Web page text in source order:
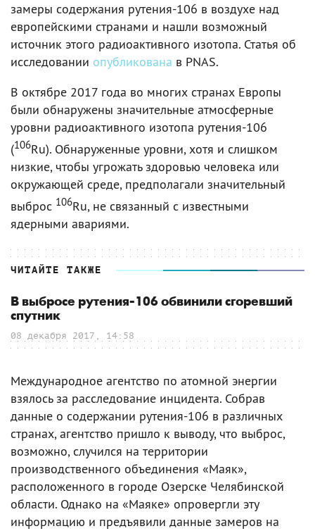
замеры содержания рутения-106 в воздухе над
европейскими странами и нашли возможный
источник этого радиоактивного изотопа. Статья об
исследовании опубликована в PNAS.
В октябре 2017 года во многих странах Европы
были обнаружены значительные атмосферные
уровни радиоактивного изотопа рутения-106
(106Ru). Обнаруженные уровни, хотя и слишком
низкие, чтобы угрожать здоровью человека или
окружающей среде, предполагали значительный
выброс 106Ru, не связанный с известными
ядерными авариями.
ЧИТАЙТЕ ТАКЖЕ
В выбросе рутения-106 обвинили сгоревший
спутник
08 декабря 2017, 14:58
Международное агентство по атомной энергии
взялось за расследование инцидента. Собрав
данные о содержании рутения-106 в различных
странах, агентство пришло к выводу, что выброс,
возможно, случился на территории
производственного объединения «Маяк»,
расположенного в городе Озерске Челябинской
области. Однако на «Маяке» опровергли эту
информацию и предъявили данные замеров на